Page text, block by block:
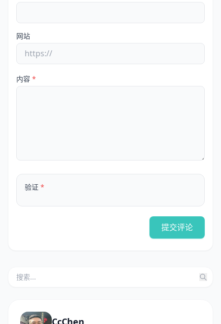
网站
内容 *
验证 *
提交评论
CcChen